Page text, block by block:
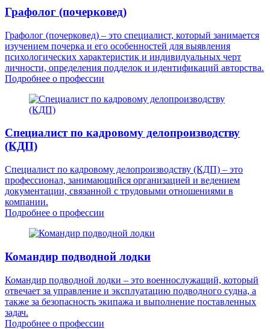
Графолог (почерковед)
Графолог (почерковед) – это специалист, который занимается
изучением почерка и его особенностей для выявления
психологических характеристик и индивидуальных черт
личности, определения подделок и идентификаций авторства.
Подробнее о профессии
Специалист по кадровому делопроизводству
(КДП)
Специалист по кадровому делопроизводству (КДП) – это
профессионал, занимающийся организацией и ведением
документации, связанной с трудовыми отношениями в
компании.
Подробнее о профессии
Командир подводной лодки
Командир подводной лодки – это военнослужащий, который
отвечает за управление и эксплуатацию подводного судна, а
также за безопасность экипажа и выполнение поставленных
задач.
Подробнее о профессии